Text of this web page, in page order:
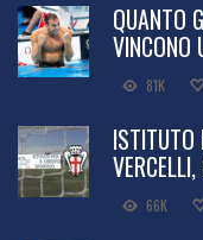
QUANTO
VINCONO
81K
ISTITUTO
66K